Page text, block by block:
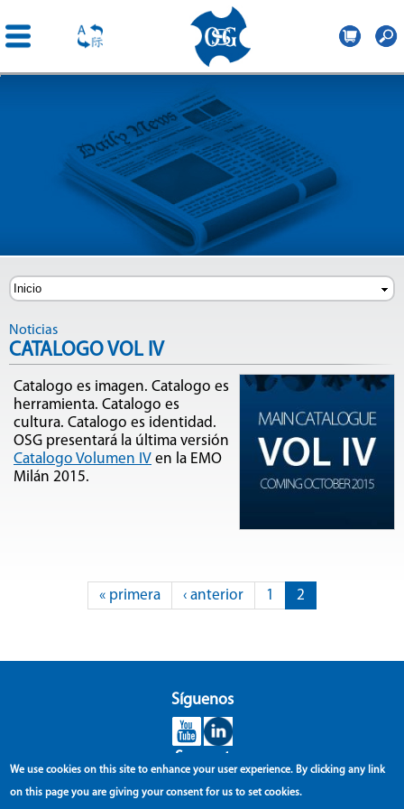
contenido
principal
Iberica
Noticias
CATALOGO VOL IV
Catalogo es imagen. Catalogo es
herramienta. Catalogo es
cultura. Catalogo es identidad.
OSG presentará la última versión
Catalogo Volumen IV en la EMO
Milán 2015.
Páginas « primera ‹ anterior 1 2
Síguenos
Support
Bekolarra 4
We use cookies on this site to enhance your user experience. By clicking any link
on this page you are giving your consent for us to set cookies.